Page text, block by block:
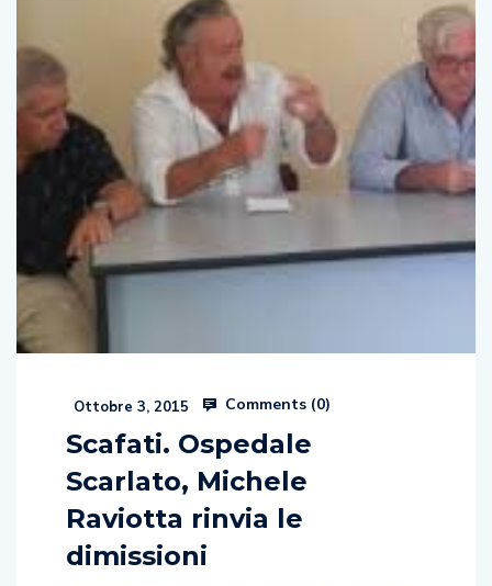
Ottobre 3, 2015 Comments (0)
Scafati. Ospedale
Scarlato, Michele
Raviotta rinvia le
dimissioni